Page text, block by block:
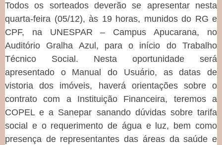
Todos os sorteados deverão se apresentar nesta
quarta-feira (05/12), às 19 horas, munidos do RG e
CPF, na UNESPAR – Campus Apucarana, no
Auditório Gralha Azul, para o início do Trabalho
Técnico Social. Nesta oportunidade será
apresentado o Manual do Usuário, as datas de
vistoria dos imóveis, haverá orientações sobre o
contrato com a Instituição Financeira, teremos a
COPEL e a Sanepar sanando dúvidas sobre tarifa
social e o requerimento de água e luz, bem como
presença de representantes das áreas da saúde e